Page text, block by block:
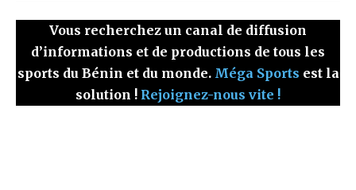
Vous recherchez un canal de diffusion
d’informations et de productions de tous les
sports du Bénin et du monde. Méga Sports est la
solution ! Rejoignez-nous vite !